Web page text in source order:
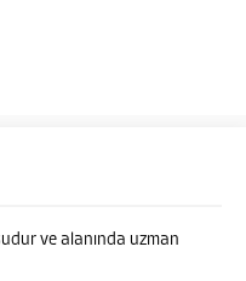
ve alanında uzman